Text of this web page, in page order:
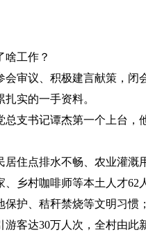
工作？
审议、积极建言献策，闭
实的一手资料。
支书记谭杰第一个上台，
住点排水不畅、农业灌溉
乡村咖啡师等本土人才62
护、秸秆禁烧等文明习惯
客达30万人次，全村由此